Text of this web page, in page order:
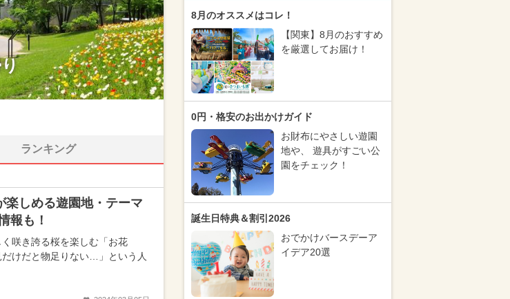
ランキング
楽しめる遊園地・テーマ
報も！
咲き誇る桜を楽しむ「お花
けだと物足りない…」という人
8月のオススメはコレ！
【関東】8月のおすすめ
を厳選してお届け！
0円・格安のお出かけガイド
お財布にやさしい遊園
地や、 遊具がすごい公
園をチェック！
誕生日特典＆割引2026
おでかけバースデーア
イデア20選